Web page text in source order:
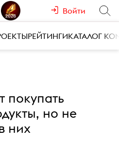
Войти
РЕЙТИНГИКАТАЛОГ
покупать
но не
них